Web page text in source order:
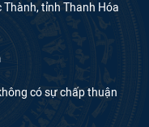
tỉnh Thanh Hóa
có sự chấp thuận